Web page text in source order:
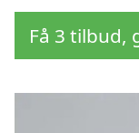
Få 3 tilbud,